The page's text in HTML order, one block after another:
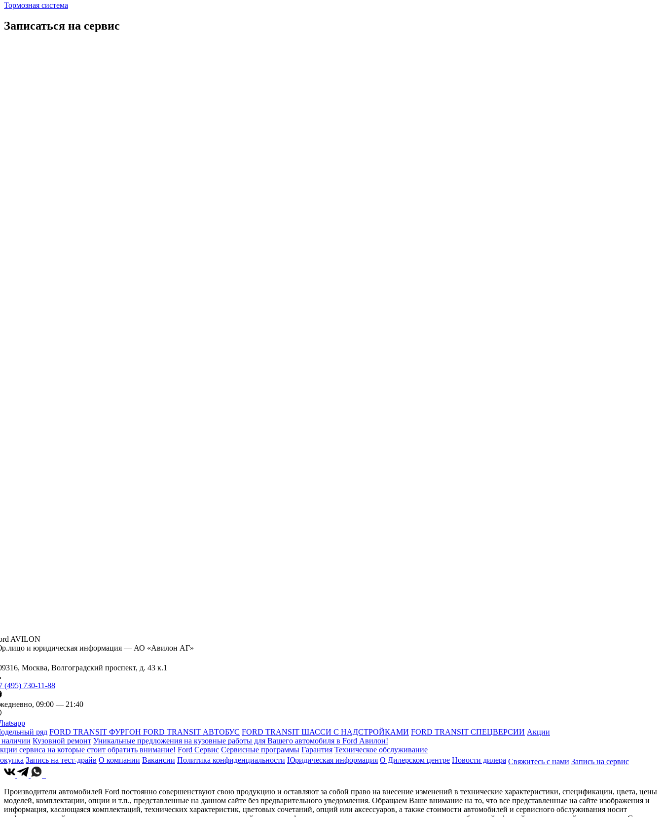
Тормозная система
Записаться на сервис
AVILON
и юридическая информация — АО «Авилон АГ»
Москва, Волгоградский проспект, д. 43 к.1
(495) 730-11-88
09:00 — 21:40
ряд FORD TRANSIT ФУРГОН FORD TRANSIT АВТОБУС FORD TRANSIT ШАССИ С НАДСТРОЙКАМИ FORD TRANSIT СПЕЦВЕРСИИ Акции
Кузовной ремонт Уникальные предложения на кузовные работы для Вашего автомобиля в Ford Авилон!
сервиса на которые стоит обратить внимание! Ford Сервис Сервисные программы Гарантия Техническое обслуживание
Запись на тест-драйв О компании Вакансии Политика конфиденциальности Юридическая информация О Дилерском центре Новости дилера Свяжитесь с нами Запись на сервис
Производители автомобилей Ford постоянно совершенствуют свою продукцию и оставляют за собой право на внесение изменений в технические характеристики, спецификации, цвета, цены
моделей, комплектации, опции и т.п., представленные на данном сайте без предварительного уведомления. Обращаем Ваше внимание на то, что все представленные на сайте изображения и
информация, касающаяся комплектаций, технических характеристик, цветовых сочетаний, опций или аксессуаров, а также стоимости автомобилей и сервисного обслуживания носит